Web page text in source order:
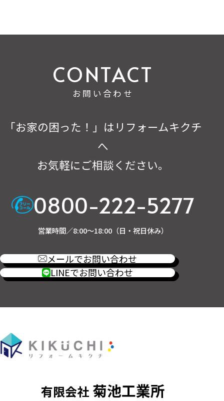
お問い合わせ
「お家の困った！」はリフォームキクチ
へ
お気軽にご相談ください。
0800-222-5277
営業時間／8:00～18:00（日・祝日休み）
メールでお問い合わせ
LINEでお問い合わせ
有限会社 菊池工業所